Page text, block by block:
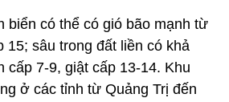
biển có thể có gió bão mạnh từ
15; sâu trong đất liền có khả
cấp 7-9, giật cấp 13-14. Khu
ở các tỉnh từ Quảng Trị đến